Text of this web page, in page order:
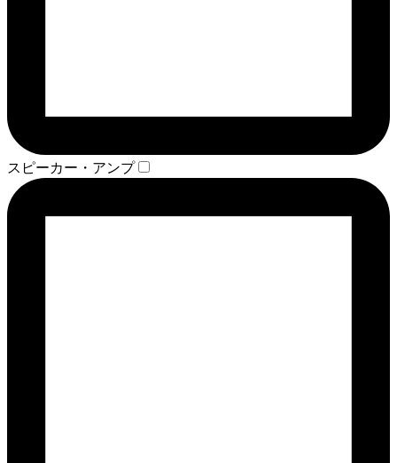
スピーカー・アンプ